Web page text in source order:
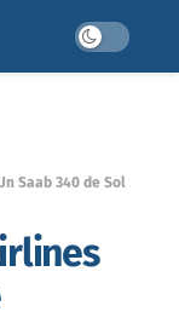
Saab 340 de Sol